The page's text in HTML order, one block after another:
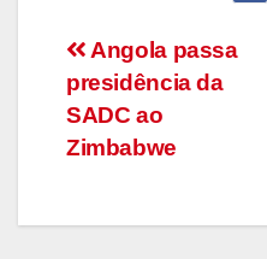
Navegação
de
artigos
Angola passa
presidência da
SADC ao
Zimbabwe